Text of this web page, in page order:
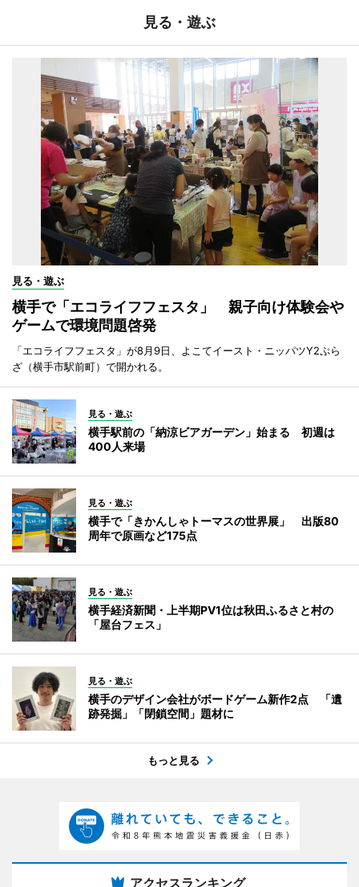
見る・遊ぶ
見る・遊ぶ
横手で「エコライフフェスタ」 親子向け体験会や
ゲームで環境問題啓発
「エコライフフェスタ」が8月9日、よこてイースト・ニッパツY2ぷら
ざ（横手市駅前町）で開かれる。
見る・遊ぶ
横手駅前の「納涼ビアガーデン」始まる 初週は
400人来場
見る・遊ぶ
横手で「きかんしゃトーマスの世界展」 出版80
周年で原画など175点
見る・遊ぶ
横手経済新聞・上半期PV1位は秋田ふるさと村の
「屋台フェス」
見る・遊ぶ
横手のデザイン会社がボードゲーム新作2点 「遺
跡発掘」「閉鎖空間」題材に
もっと見る
アクセスランキング